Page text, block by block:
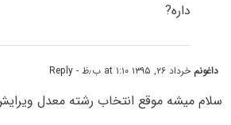
داره?
داغونم خرداد ۲۶, ۱۳۹۵ at ۱:۱۰ ب٫ظ - Reply
سلام میشه موقع انتخاب رشته معدل